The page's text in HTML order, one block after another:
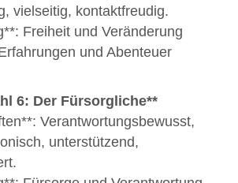
vielseitig, kontaktfreudig.
Freiheit und Veränderung
und Abenteuer
6: Der Fürsorgliche**
Verantwortungsbewusst,
unterstützend,